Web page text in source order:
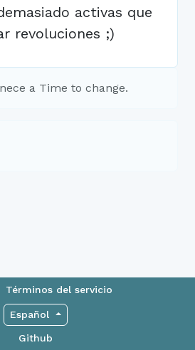
activas que
revoluciones ;)
a Time to change.
Términos del servicio
Español
Github